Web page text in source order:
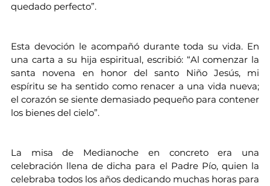
quedado perfecto”.
Esta devoción le acompañó durante toda su vida. En
una carta a su hija espiritual, escribió: “Al comenzar la
santa novena en honor del santo Niño Jesús, mi
espíritu se ha sentido como renacer a una vida nueva;
el corazón se siente demasiado pequeño para contener
los bienes del cielo”.
La misa de Medianoche en concreto era una
celebración llena de dicha para el Padre Pío, quien la
celebraba todos los años dedicando muchas horas para